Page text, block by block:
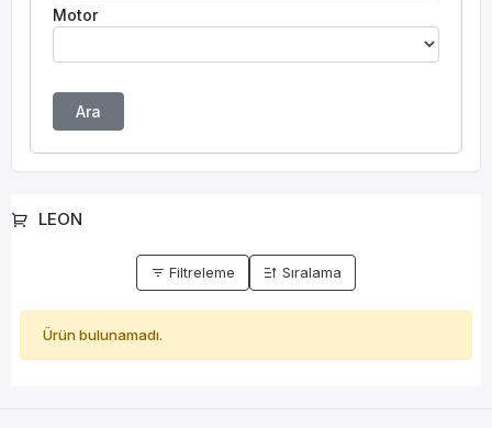
Motor
Ara
LEON
Filtreleme Sıralama
Ürün bulunamadı.